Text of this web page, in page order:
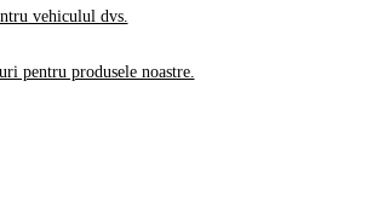
vehiculul dvs.
pentru produsele noastre.